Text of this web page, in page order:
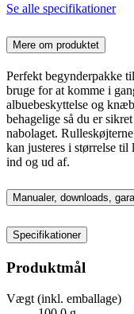
Se alle specifikationer
Mere om produktet
Perfekt begynderpakke
bruge for at komme i
albuebeskyttelse og
behagelige så du er
nabolaget.
kan justeres i størrelse
ind og ud af.
Manualer, downloads,
Specifikationer
Produktmål
Vægt (inkl. emballage)